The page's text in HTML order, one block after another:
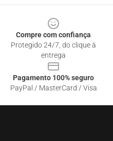
Compre com confiança
Protegido 24/7, do clique à
entrega
Pagamento 100% seguro
PayPal / MasterCard / Visa